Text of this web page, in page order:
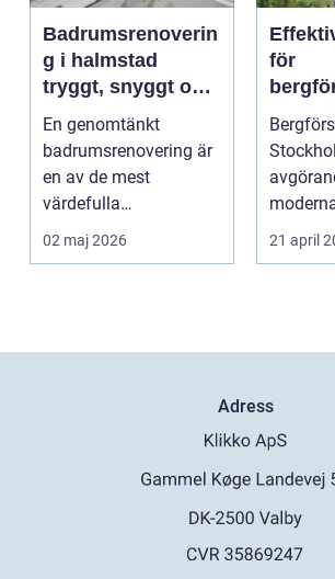
Badrumsrenoverin
g i halmstad
tryggt, snyggt och
hållbart
En genomtänkt
badrumsrenovering är
en av de mest
värdefulla
investeringarna i en
bostad. För många h...
02 maj 2026
för
särs...
21 april
Adress